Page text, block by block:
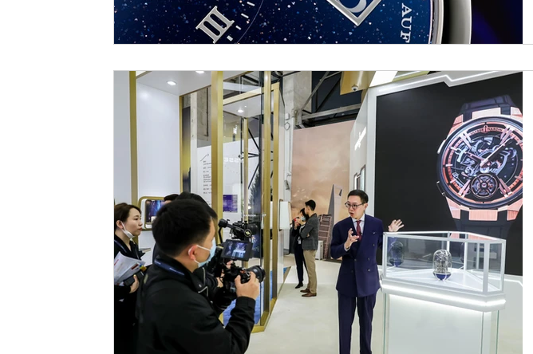
LVMH Watch Week 2021 WATCHES & WONDERS 2021 SHOWCASE 2021